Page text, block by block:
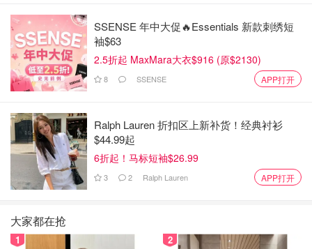
瑞士环游火车之路
SSENSE 年中大促🔥Essentials 新款刺绣短
袖$63
2.5折起 MaxMara大衣$916 (原$2130)
8 SSENSE APP打开
Ralph Lauren 折扣区上新补货！经典衬衫
$44.99起
6折起！马标短袖$26.99
3 2 Ralph Lauren APP打开
大家都在抢
1 2